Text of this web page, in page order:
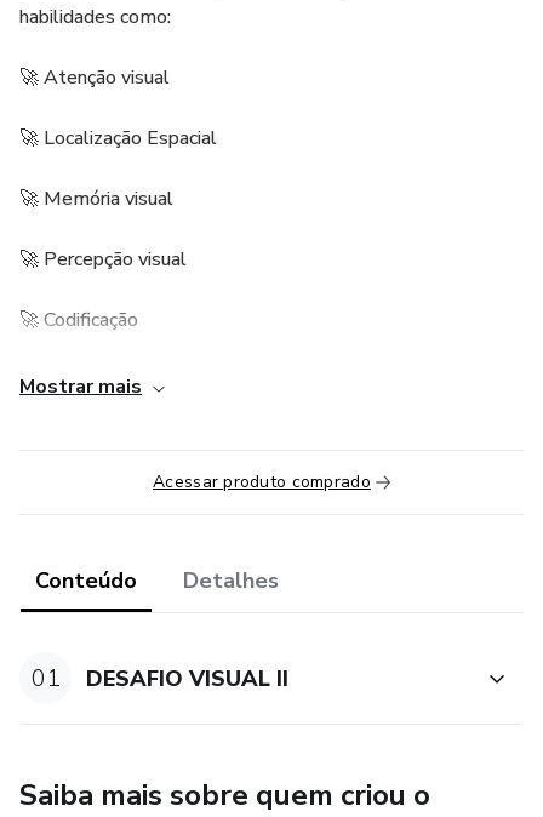
habilidades como:
🚀 Atenção visual
🚀 Localização Espacial
🚀 Memória visual
🚀 Percepção visual
🚀 Codificação
O arquivo contém: 1 pracha e 11 cartões para servir como
Mostrar mais
Acessar produto comprado
Conteúdo Detalhes
01 DESAFIO VISUAL II
Saiba mais sobre quem criou o